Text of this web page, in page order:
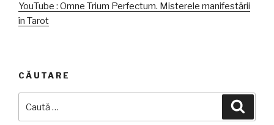
YouTube : Omne Trium Perfectum. Misterele manifestării
în Tarot
CĂUTARE
după: